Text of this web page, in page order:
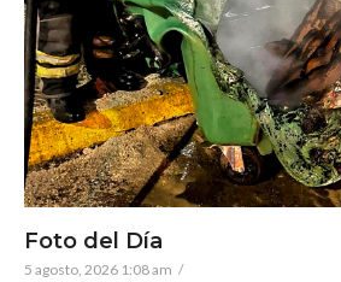
Foto del Día
5 agosto, 2026 1:08 am /